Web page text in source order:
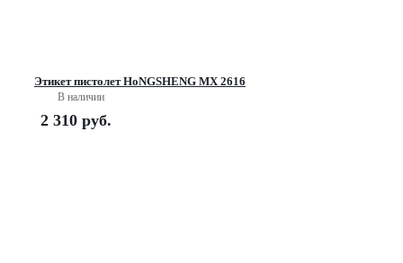
Этикет пистолет HoNGSHENG MX 2616
В наличии
2 310 руб.